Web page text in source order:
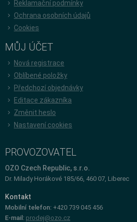
Reklamační podmínky
Ochrana osobních údajů
Cookies
MŮJ ÚČET
Nová registrace
Oblíbené položky
Předchozí objednávky
Editace zákazníka
Změnit heslo
Nastavení cookies
PROVOZOVATEL
OZO Czech Republic, s.r.o.
Dr. Milady Horákové 185/66, 460 07, Liberec
Kontakt
Mobilní telefon: +420 739 045 456
E-mail: prodej@ozo.cz